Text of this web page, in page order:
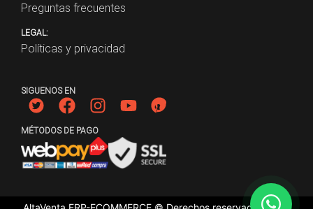
Preguntas frecuentes
LEGAL:
Políticas y privacidad
SIGUENOS EN
MÉTODOS DE PAGO